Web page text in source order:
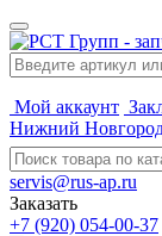
Мой аккаунт
Нижний
servis@rus-ap.ru
Заказать
+7 (920) 054-00-37